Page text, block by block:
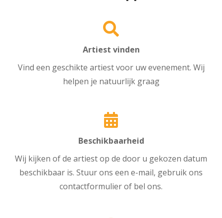
Artiest vinden
Vind een geschikte artiest voor uw evenement. Wij
helpen je natuurlijk graag
Beschikbaarheid
Wij kijken of de artiest op de door u gekozen datum
beschikbaar is. Stuur ons een e-mail, gebruik ons
contactformulier of bel ons.